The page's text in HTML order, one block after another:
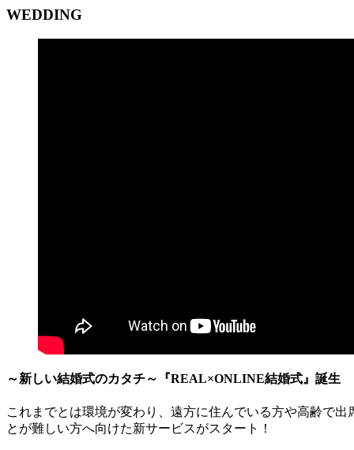
WEDDING
～新しい結婚式のカタチ～『REAL×ONLINE結婚式』誕生
これまでとは環境が変わり、遠方に住んでいる方や高齢で
とが難しい方へ向けた新サービスがスタート！